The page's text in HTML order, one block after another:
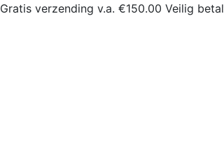
Gratis verzending v.a. €150.00 Veilig